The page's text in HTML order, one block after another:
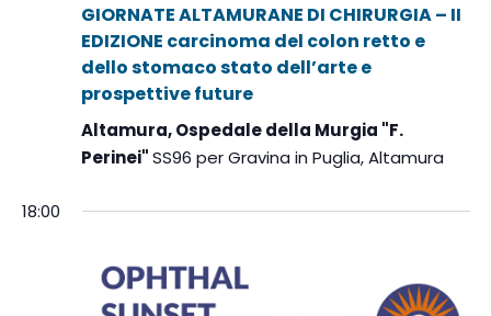
GIORNATE ALTAMURANE DI CHIRURGIA – II
EDIZIONE carcinoma del colon retto e
dello stomaco stato dell’arte e
prospettive future
Altamura, Ospedale della Murgia "F.
Perinei"SS96 per Gravina in Puglia, Altamura
18:00